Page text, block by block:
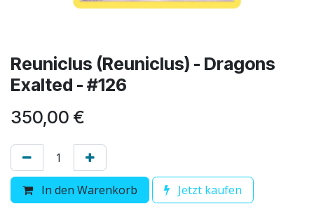
Reuniclus (Reuniclus) - Dragons
Exalted - #126
350,00 €
In den Warenkorb Jetzt kaufen